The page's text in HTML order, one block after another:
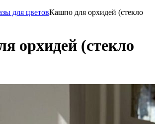
для цветовКашпо для орхидей (стекло
орхидей (стекло